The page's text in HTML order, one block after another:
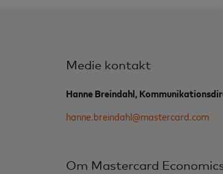
Medie kontakt
Hanne Breindahl,
hanne.breindahl@mastercard.com
Om Mastercard